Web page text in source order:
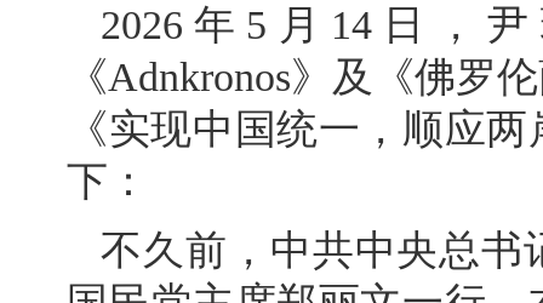
2026年5月14日，
《Adnkronos》 及《佛罗
《实现中国统一，顺应
下：
不久前，中共中央总书